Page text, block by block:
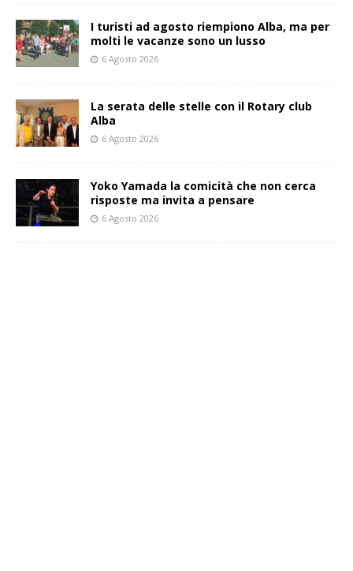
I turisti ad agosto riempiono Alba, ma per
molti le vacanze sono un lusso
6 Agosto 2026
La serata delle stelle con il Rotary club
Alba
6 Agosto 2026
Yoko Yamada la comicità che non cerca
risposte ma invita a pensare
6 Agosto 2026